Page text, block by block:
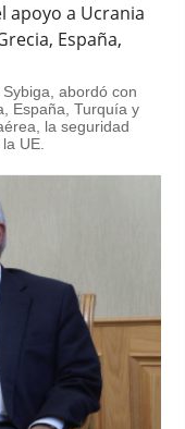
apoyo a Ucrania
España,
abordó con
España, Turquía y
la seguridad
UE.